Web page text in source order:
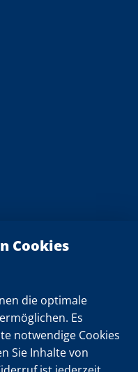
die optimale
Es
notwendige Cookies
Sie Inhalte von